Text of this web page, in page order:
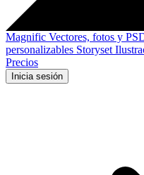
Magnific Vectores, fotos y
personalizables Storyset
Precios
Inicia sesión